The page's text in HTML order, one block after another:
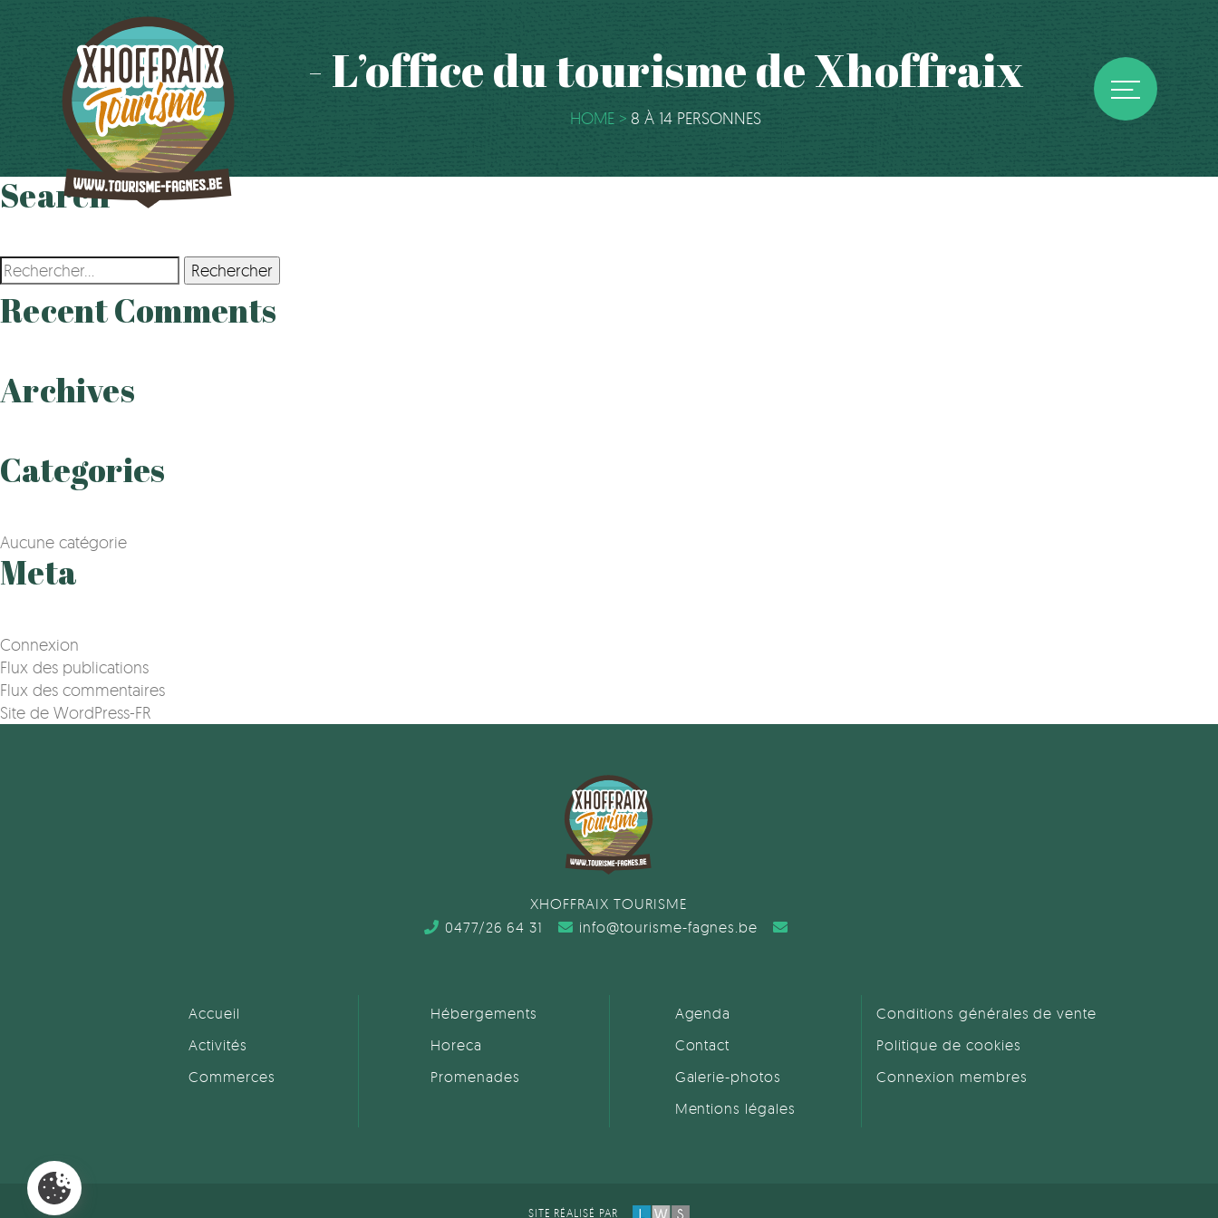
- L’office du tourisme de Xhoffraix
HOME 8 À 14 PERSONNES
Search
Rechercher :
Recent Comments
Archives
Categories
Aucune catégorie
Meta
Connexion
Flux des publications
Flux des commentaires
Site de WordPress-FR
XHOFFRAIX TOURISME
0477/26 64 31
info@tourisme-fagnes.be
Accueil
Activités
Commerces
Hébergements
Horeca
Promenades
Agenda
Contact
Galerie-photos
Mentions légales
Conditions générales de vente
Politique de cookies
Connexion membres
SITE RÉALISÉ PAR